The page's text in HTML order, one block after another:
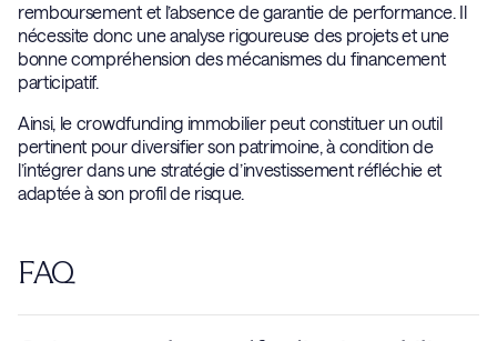
remboursement et l’absence de garantie de performance. Il
nécessite donc une analyse rigoureuse des projets et une
bonne compréhension des mécanismes du financement
participatif.
Ainsi, le crowdfunding immobilier peut constituer un outil
pertinent pour diversifier son patrimoine, à condition de
l’intégrer dans une stratégie d’investissement réfléchie et
adaptée à son profil de risque.
FAQ